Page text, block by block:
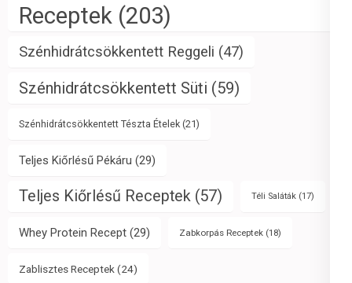
Receptek (203)
Szénhidrátcsökkentett Reggeli (47)
Szénhidrátcsökkentett Süti (59)
Szénhidrátcsökkentett Tészta Ételek (21)
Teljes Kiőrlésű Pékáru (29)
Teljes Kiőrlésű Receptek (57) Téli Saláták (17)
Whey Protein Recept (29) Zabkorpás Receptek (18)
Zablisztes Receptek (24)